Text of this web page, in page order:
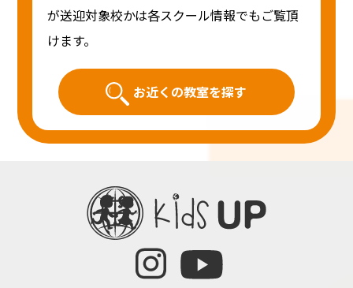
が送迎対象校かは各スクール情報でもご覧頂
けます。
お近くの教室を探す